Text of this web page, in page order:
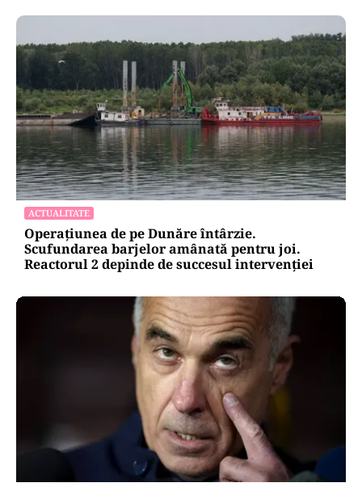
ACTUALITATE
Operațiunea de pe Dunăre întârzie.
Scufundarea barjelor amânată pentru joi.
Reactorul 2 depinde de succesul intervenției